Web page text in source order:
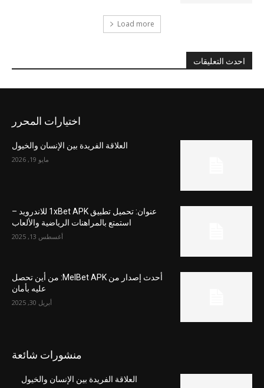
Load more
احدث التعليقات
اختيارات المحرر
العلاقة الفريدة بين الإنسان والخيول
مايو 19, 2026
عنوان: تحميل تطبيق 1xBet APK للاندرويد –
استمتع بالمراهنات الرياضية والألعاب
أغسطس 13, 2025
أحدث إصدار من MelBet APK: من أين تحصل
عليه بأمان
أبريل 30, 2025
منشورات شائعة
العلاقة الفريدة بين الإنسان والخيول